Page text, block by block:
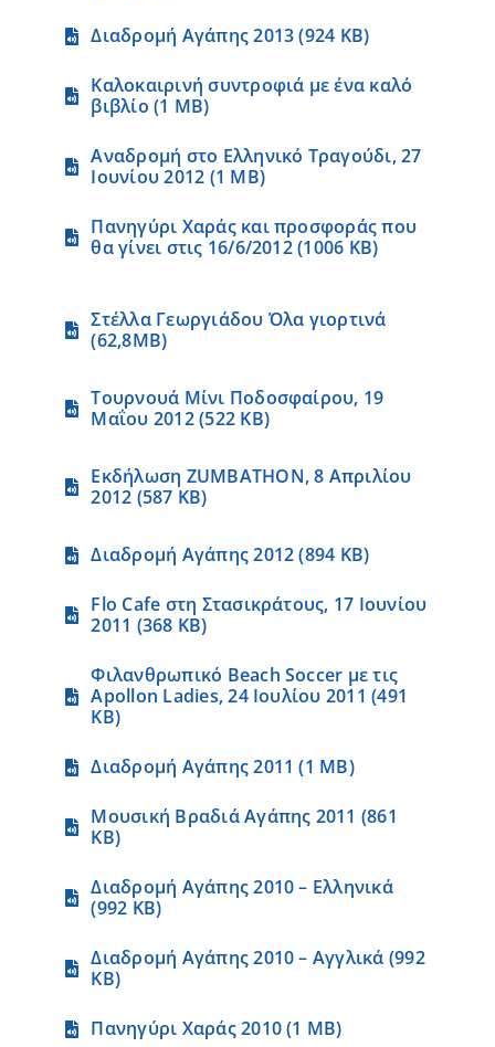
Διαδρομή Αγάπης 2013 (924 KB)
Καλοκαιρινή συντροφιά με ένα καλό
βιβλίο (1 MB)
Αναδρομή στο Ελληνικό Τραγούδι, 27
Ιουνίου 2012 (1 MB)
Πανηγύρι Χαράς και προσφοράς που
θα γίνει στις 16/6/2012 (1006 KB)
Στέλλα Γεωργιάδου Όλα γιορτινά
(62,8MB)
Τουρνουά Μίνι Ποδοσφαίρου, 19
Μαΐου 2012 (522 KB)
Εκδήλωση ZUMBATHON, 8 Απριλίου
2012 (587 KB)
Διαδρομή Αγάπης 2012 (894 KB)
Flo Cafe στη Στασικράτους, 17 Ιουνίου
2011 (368 KB)
Φιλανθρωπικό Beach Soccer με τις
Apollon Ladies, 24 Ιουλίου 2011 (491
KB)
Διαδρομή Αγάπης 2011 (1 MB)
Μουσική Βραδιά Αγάπης 2011 (861
KB)
Διαδρομή Αγάπης 2010 – Ελληνικά
(992 KB)
Διαδρομή Αγάπης 2010 – Αγγλικά (992
KB)
Πανηγύρι Χαράς 2010 (1 MB)